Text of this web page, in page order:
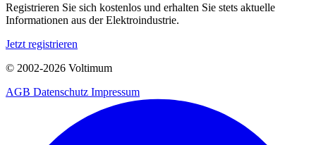
Registrieren Sie sich kostenlos und erhalten Sie stets aktuelle
Informationen aus der Elektroindustrie.
Jetzt registrieren
© 2002-2026 Voltimum
AGB Datenschutz Impressum